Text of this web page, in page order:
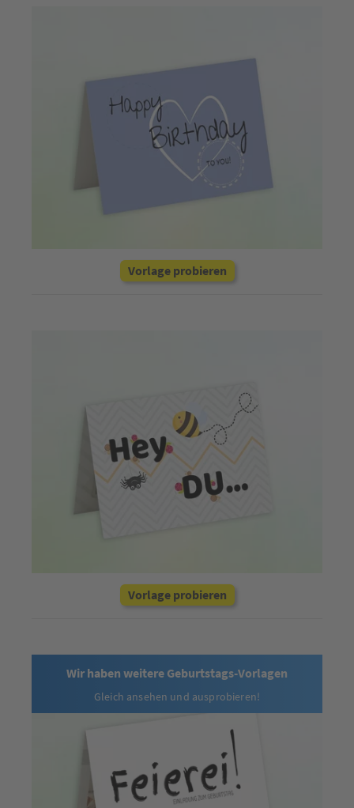
Vorlage probieren
Vorlage probieren
Wir haben weitere Geburtstags-Vorlagen
Gleich ansehen und ausprobieren!